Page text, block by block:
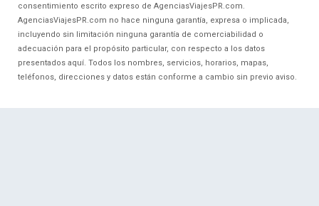
consentimiento escrito expreso de AgenciasViajesPR.com.
AgenciasViajesPR.com no hace ninguna garantía, expresa o implicada,
incluyendo sin limitación ninguna garantía de comerciabilidad o
adecuación para el propósito particular, con respecto a los datos
presentados aquí. Todos los nombres, servicios, horarios, mapas,
teléfonos, direcciones y datos están conforme a cambio sin previo aviso.